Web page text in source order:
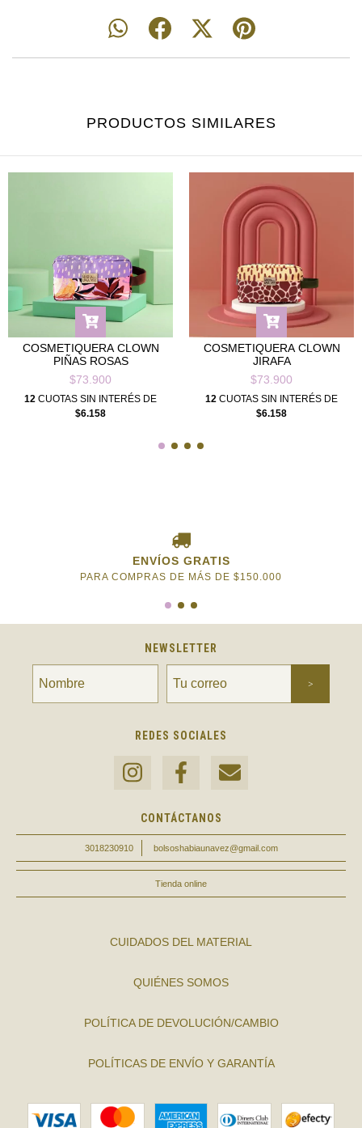
PRODUCTOS SIMILARES
COSMETIQUERA CLOWN
PIÑAS ROSAS
$73.900
12 CUOTAS SIN INTERÉS DE
$6.158
COSMETIQUERA CLOWN
JIRAFA
$73.900
12 CUOTAS SIN INTERÉS DE
$6.158
ENVÍOS GRATIS
PARA COMPRAS DE MÁS DE $150.000
NEWSLETTER
REDES SOCIALES
CONTÁCTANOS
3018230910 bolsoshabiaunavez@gmail.com
Tienda online
CUIDADOS DEL MATERIAL
QUIÉNES SOMOS
POLÍTICA DE DEVOLUCIÓN/CAMBIO
POLÍTICAS DE ENVÍO Y GARANTÍA